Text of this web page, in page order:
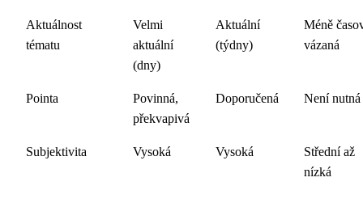
Aktuálnost
tématu
Velmi
aktuální
(dny)
Aktuální
(týdny)
Méně
vázaná
Pointa
Povinná,
překvapivá
Doporučená Není nutná
Subjektivita Vysoká Vysoká
Střední až
nízká